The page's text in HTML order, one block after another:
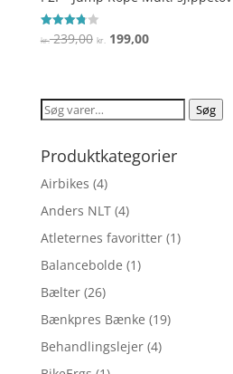
Vurderet
3.8
kr.239,00 Den
var:
kr. 239,00.
kr. 199,00Den
er:
kr. 199,00.
Søg
Søg
Produktkategorier
Airbikes (4)
Anders NLT (4)
Atleternes favoritter (1)
Balancebolde (1)
Bælter (26)
Bænkpres Bænke (19)
Behandlingslejer (4)